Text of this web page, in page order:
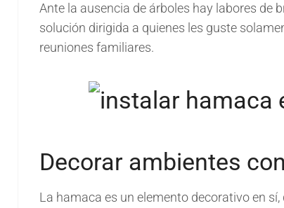
Ante la ausencia de árboles hay labores de
solución dirigida a quienes les guste
reuniones familiares.
Decorar ambientes
La hamaca es un elemento decorativo en